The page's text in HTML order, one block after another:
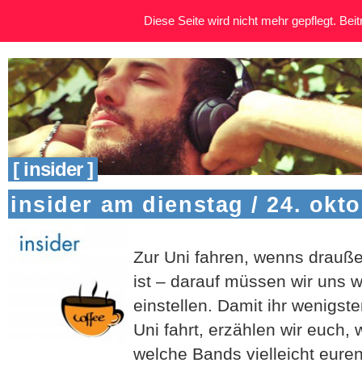
[ insider ]
insider am dienstag / 24.
Zur Uni fahren, wenns
ist – darauf müssen wir uns
einstellen. Damit ihr
Uni fahrt, erzählen wir euch,
welche Bands vielleicht
Diese Seite wird nicht mehr gepflegt.